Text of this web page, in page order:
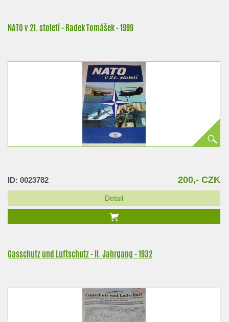
NATO v 21. století - Radek Tomášek - 1999
ID: 0023782 200,- CZK
Detail
Gasschutz und Luftschutz - II. Jahrgang - 1932